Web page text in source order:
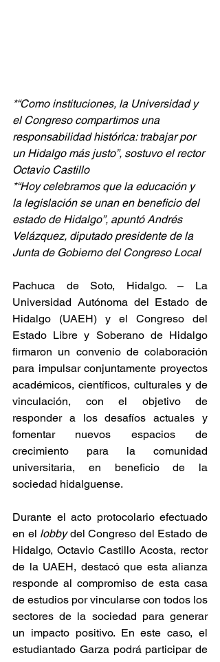
*“Como instituciones, la Universidad y
el Congreso compartimos una
responsabilidad histórica: trabajar por
un Hidalgo más justo”, sostuvo el rector
Octavio Castillo
*“Hoy celebramos que la educación y
la legislación se unan en beneficio del
estado de Hidalgo”, apuntó Andrés
Velázquez, diputado presidente de la
Junta de Gobierno del Congreso Local
Pachuca de Soto, Hidalgo. – La
Universidad Autónoma del Estado de
Hidalgo (UAEH) y el Congreso del
Estado Libre y Soberano de Hidalgo
firmaron un convenio de colaboración
para impulsar conjuntamente proyectos
académicos, científicos, culturales y de
vinculación, con el objetivo de
responder a los desafíos actuales y
fomentar nuevos espacios de
crecimiento para la comunidad
universitaria, en beneficio de la
sociedad hidalguense.
Durante el acto protocolario efectuado
en el lobby del Congreso del Estado de
Hidalgo, Octavio Castillo Acosta, rector
de la UAEH, destacó que esta alianza
responde al compromiso de esta casa
de estudios por vincularse con todos los
sectores de la sociedad para generar
un impacto positivo. En este caso, el
estudiantado Garza podrá participar de